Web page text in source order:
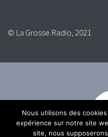
© La Grosse Radio, 2021
Nous utilisons des
expérience sur notre site
site, nous